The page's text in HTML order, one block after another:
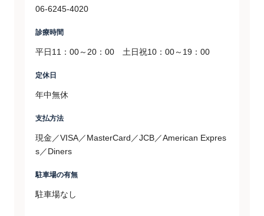
06-6245-4020
診療時間
平日11：00～20：00 土日祝10：00～19：00
定休日
年中無休
支払方法
現金／VISA／MasterCard／JCB／American Expres
s／Diners
駐車場の有無
駐車場なし